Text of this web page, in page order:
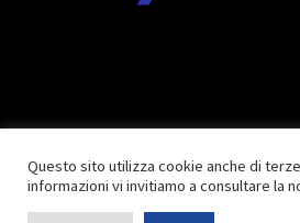
Questo sito utilizza cookie anche di
informazioni vi invitiamo a consultare la